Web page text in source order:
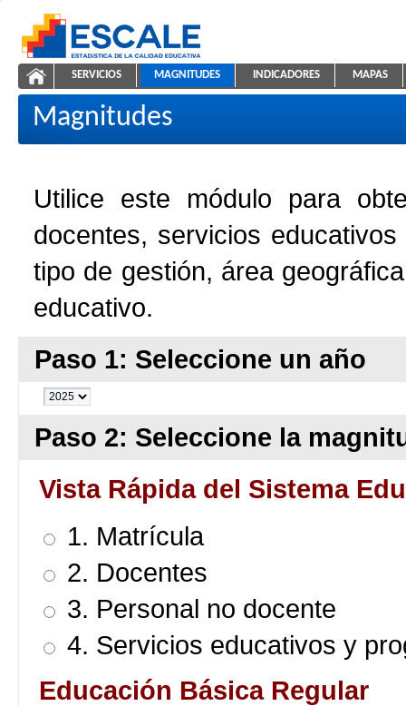
ESCALE - Unidad de Estadística Educativa
Magnitudes de la Educación
NAVEGACIÓN
SERVICIOS MAGNITUDES INDICADORES MAPAS
Magnitudes
Utilice este módulo para
docentes, servicios
tipo de gestión, área
educativo.
Paso 1: Seleccione un año
Paso 2: Seleccione la
Vista Rápida del Sistema
1. Matrícula
2. Docentes
3. Personal no docente
4. Servicios educativos y
Educación Básica Regular